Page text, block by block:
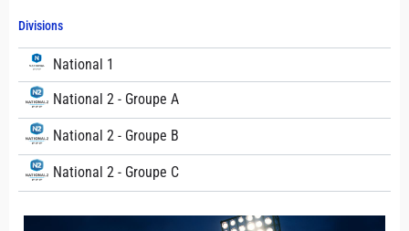
Divisions
National 1
National 2 - Groupe A
National 2 - Groupe B
National 2 - Groupe C